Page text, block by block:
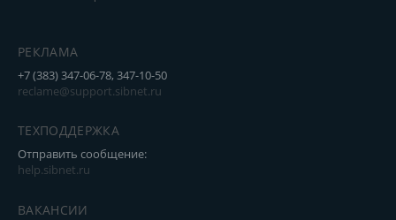
РЕКЛАМА
+7 (383) 347-06-78, 347-10-50
reclame@support.sibnet.ru
ТЕХПОДДЕРЖКА
Отправить сообщение:
help.sibnet.ru
ВАКАНСИИ